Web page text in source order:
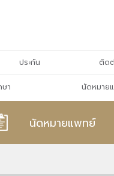
ประกัน ติดต่
ษา นัดหมาย
นัดหมายแพทย์